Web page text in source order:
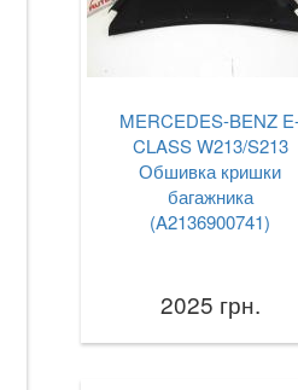
MERCEDES-BENZ
CLASS W213/S213
Обшивка кришки
багажника
(A2136900741)
2025 грн.